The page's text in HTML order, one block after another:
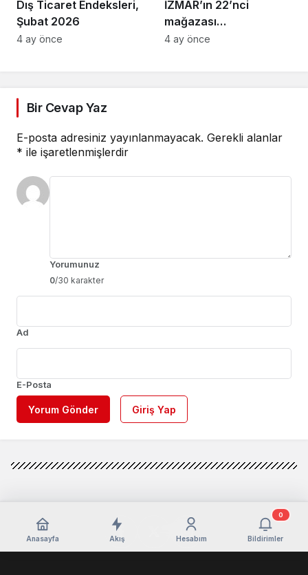
Dış Ticaret Endeksleri,
Şubat 2026
4 ay önce
İZMAR’ın 22’nci
mağazası
Osmangazi’de açıldı
4 ay önce
Bir Cevap Yaz
E-posta adresiniz yayınlanmayacak. Gerekli alanlar
* ile işaretlenmişlerdir
Yorumunuz
0/30 karakter
Ad
E-Posta
Yorum Gönder Giriş Yap
Anasayfa Akış Hesabım Bildirimler
0